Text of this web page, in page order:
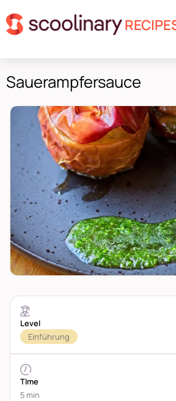
Sauerampfersauce
Level
Einführung
TIme
5 min